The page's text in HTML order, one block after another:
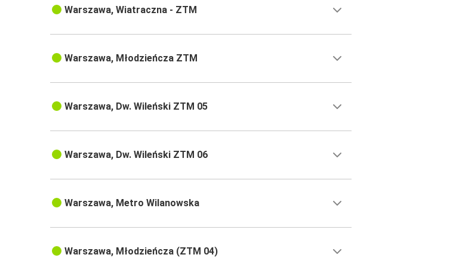
Warszawa, Wiatraczna - ZTM
Warszawa, Młodzieńcza ZTM
Warszawa, Dw. Wileński ZTM 05
Warszawa, Dw. Wileński ZTM 06
Warszawa, Metro Wilanowska
Warszawa, Młodzieńcza (ZTM 04)